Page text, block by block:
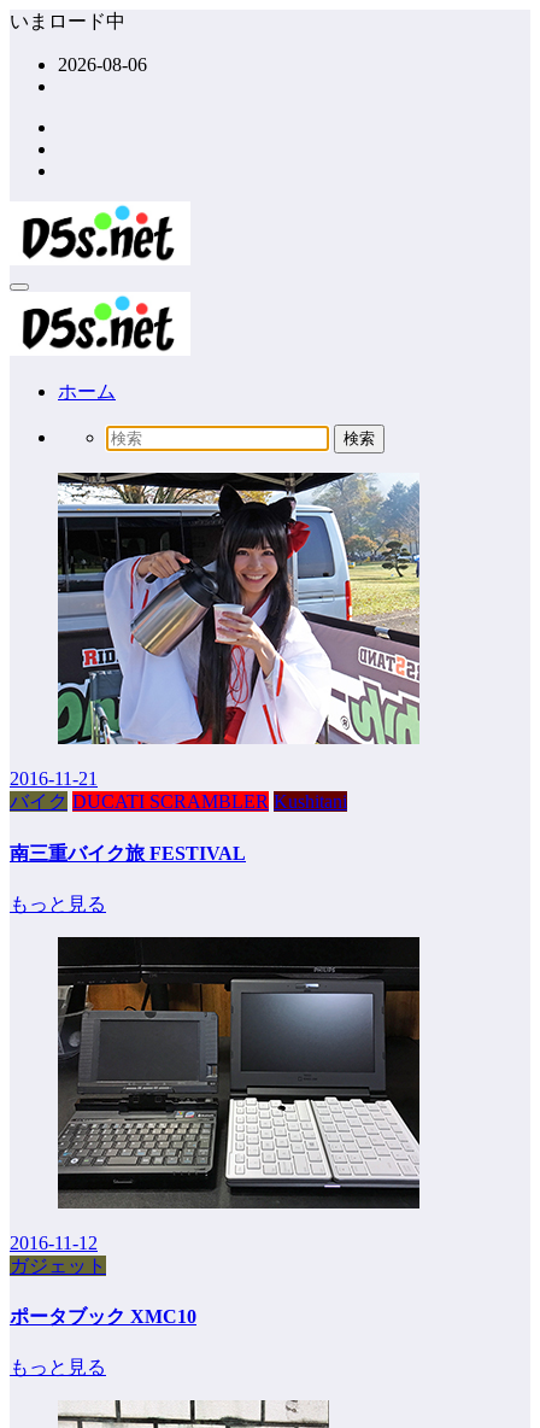
コ
ッ
プ
いまロード中
2026-08-06
ホーム
2016-11-21
バイク DUCATI SCRAMBLER Kushitani
南三重バイク旅 FESTIVAL
もっと見る
2016-11-12
ガジェット
ポータブック XMC10
もっと見る